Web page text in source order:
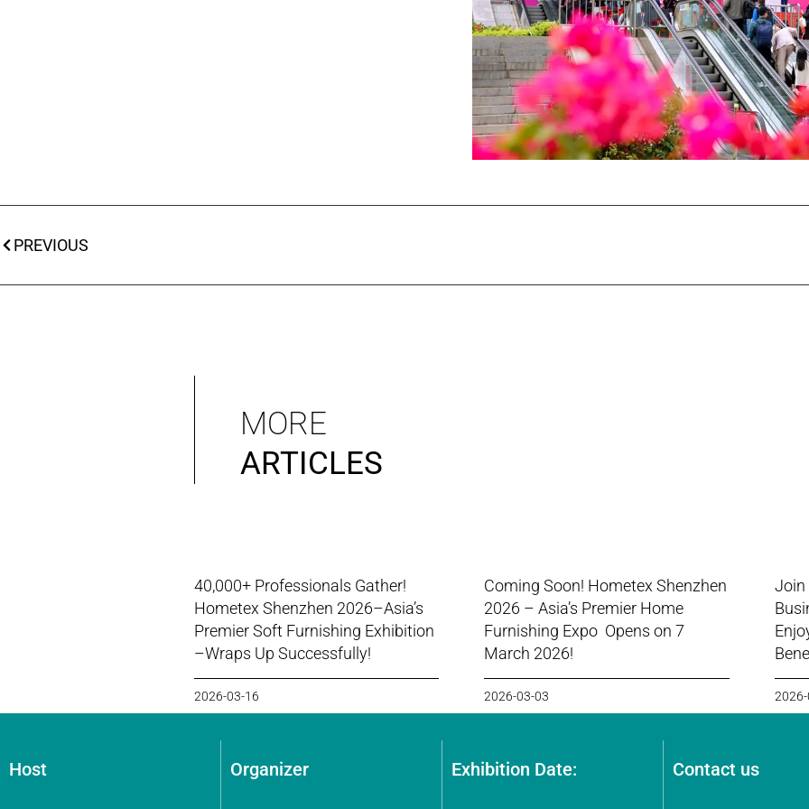
PREVIOUS
MORE
ARTICLES
40,000+ Professionals Gather!
Hometex Shenzhen 2026–Asia’s
Premier Soft Furnishing Exhibition
–Wraps Up Successfully!
2026-03-16
Coming Soon! Hometex Shenzhen
2026 – Asia’s Premier Home
Furnishing Expo Opens on 7
March 2026!
2026-03-03
Join
Host Organizer Exhibition Date: Contact us